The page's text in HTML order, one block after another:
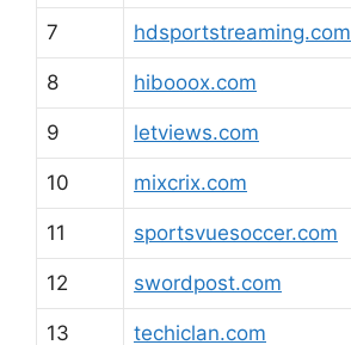
7 hdsportstreaming.com
8 hibooox.com
9 letviews.com
10 mixcrix.com
11 sportsvuesoccer.com
12 swordpost.com
13 techiclan.com